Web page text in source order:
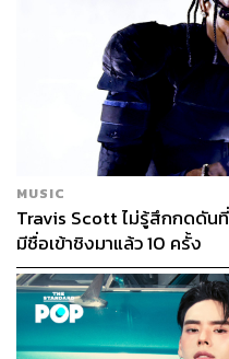
MUSIC
Travis Scott ไม่รู้สึกกดดันที่
มีชื่อเข้าชิงมาแล้ว 10 ครั้ง